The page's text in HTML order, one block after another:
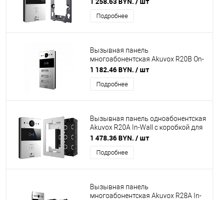
комплекте
Подробнее
Вызывная панель
многоабонентская Akuvox R20B On-
Wall на 3 абонента
1 182.46 BYN. / шт
Подробнее
Вызывная панель одноабонентская
Akuvox R20A In-Wall с коробкой для
врезного монтажа в комплекте
1 478.36 BYN. / шт
Подробнее
Вызывная панель
многоабонентская Akuvox R28A In-